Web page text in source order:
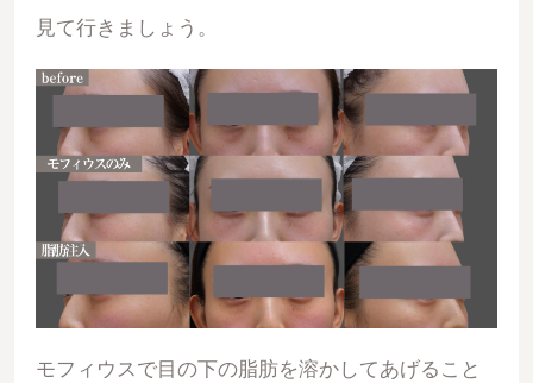
見て行きましょう。
モフィウスで目の下の脂肪を溶かしてあげること